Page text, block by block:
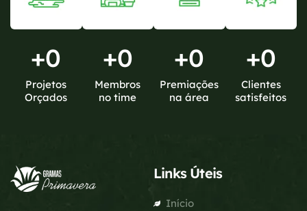
+0
Projetos
Orçados
+0
Membros
no time
+0
Premiações
na área
+0
Clientes
satisfeitos
Links Úteis
Início